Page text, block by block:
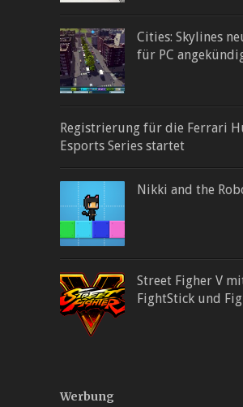
Cities: Skylines
für PC
Registrierung für die Ferrari
Esports Series startet
Nikki and the
Street Figher V
FightStick und
Werbung